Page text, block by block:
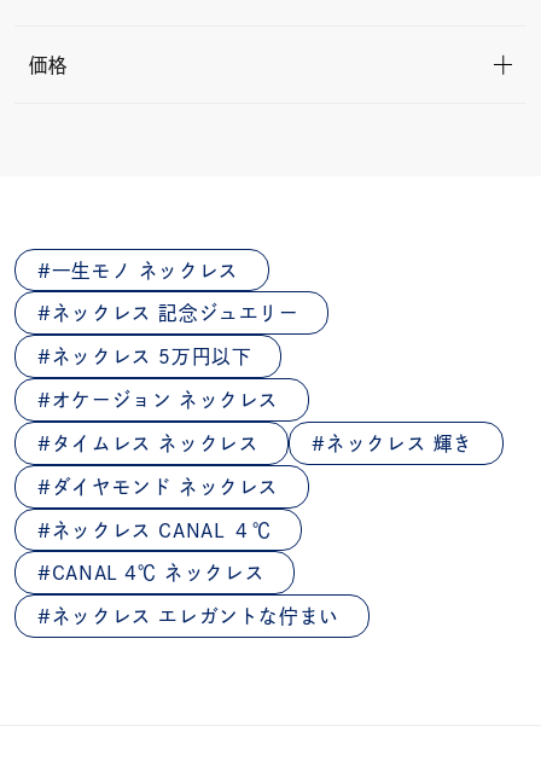
価格
一生モノ ネックレス
ネックレス 記念ジュエリー
ネックレス 5万円以下
オケージョン ネックレス
タイムレス ネックレス ネックレス 輝き
ダイヤモンド ネックレス
ネックレス CANAL ４℃
CANAL 4℃ ネックレス
ネックレス エレガントな佇まい